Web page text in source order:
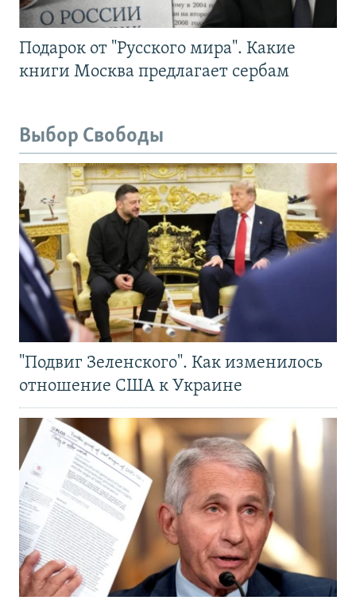
Подарок от "Русского мира". Какие
книги Москва предлагает сербам
Выбор Свободы
"Подвиг Зеленского". Как изменилось
отношение США к Украине